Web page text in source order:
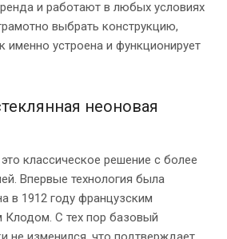
и работают в любых условиях
выбрать конструкцию,
именно устроена и функционирует
неоновая
классическое решение с более
Впервые технология была
в 1912 году французским
С тех пор базовый